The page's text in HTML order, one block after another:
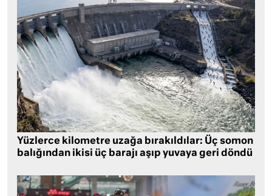
Yüzlerce kilometre uzağa bırakıldılar: Üç somon
balığından ikisi üç barajı aşıp yuvaya geri döndü